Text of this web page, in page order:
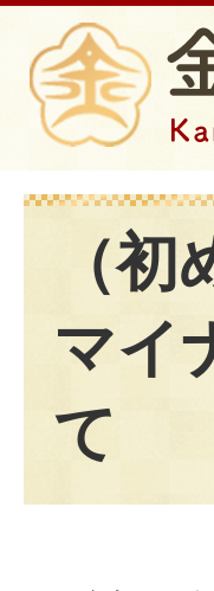
（
マイ
て